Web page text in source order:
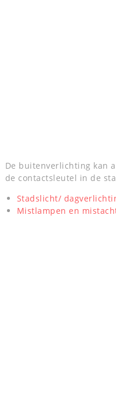
De buitenverlichting kan
de contactsleutel in de
Stadslicht/
Mistlampen en